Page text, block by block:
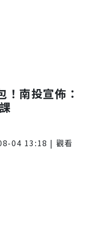
南投宣佈：
04 13:18 | 觀看